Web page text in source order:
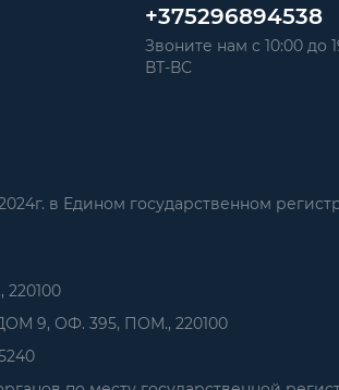
+375296894538
Звоните нам с 10:00 до
ВТ-ВС
в Едином государственном
9, ОФ. 395, ПОМ., 220100